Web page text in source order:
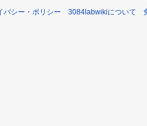
バシー・ポリシー 3084labwikiについて